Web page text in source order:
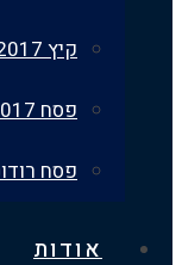
פסח רודוס – יון
אודות